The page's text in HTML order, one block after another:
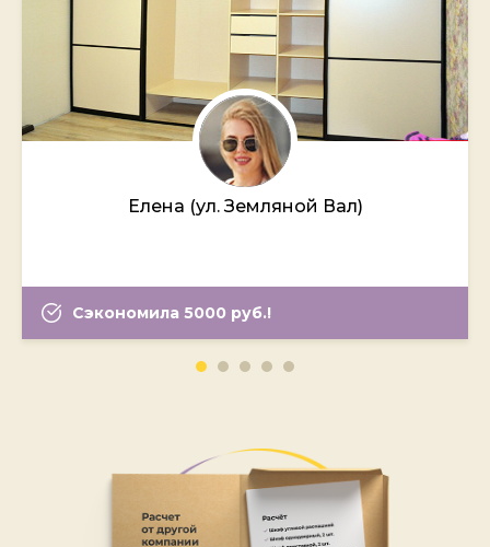
Елена (ул. Земляной Вал)
Сэкономила 5000 руб.!